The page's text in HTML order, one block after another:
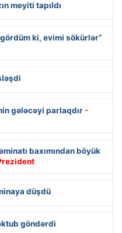
meyiti tapıldı
ki, evimi sökürlər”
gələcəyi parlaqdır -
baxımından böyük
düşdü
göndərdi